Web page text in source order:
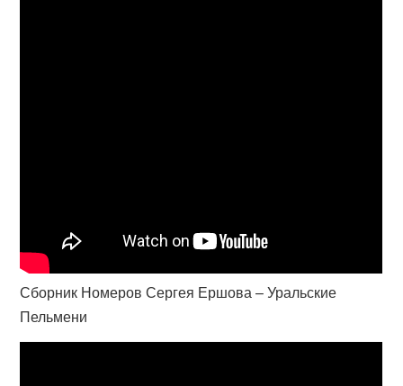
Сборник Номеров Сергея Ершова – Уральские
Пельмени